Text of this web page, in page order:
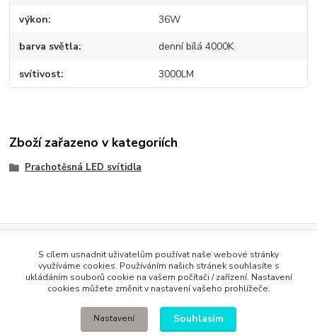
výkon 36W
barva světla denní bílá 4000K
svítivost 3000LM
Zboží zařazeno v kategoriích
Prachotěsná LED svítidla
Podle zákona o evidenci tržeb je prodávající povinen vystavit
kupujícímu účtenku. Zároveň je povinen zaevidovat přijatou tržbu u
správce daně online; v případě technického výpadku pak nejpozději do
S cílem usnadnit uživatelům používat naše webové stránky
využíváme cookies. Používáním našich stránek souhlasíte s
ukládáním souborů cookie na vašem počítači / zařízení. Nastavení
cookies můžete změnit v nastavení vašeho prohlížeče.
Nastavení Souhlasím